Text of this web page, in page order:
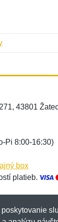
43801
Pi 8:00-16:30)
box
platieb.